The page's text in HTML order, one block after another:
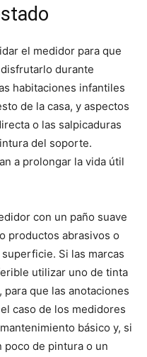
el medidor para que
durante
habitaciones infantiles
de la casa, y aspectos
o las salpicaduras
del soporte.
a prolongar la vida útil
con un paño suave
productos abrasivos o
Si las marcas
utilizar uno de tinta
que las anotaciones
caso de los medidores
básico y, si
de pintura o un